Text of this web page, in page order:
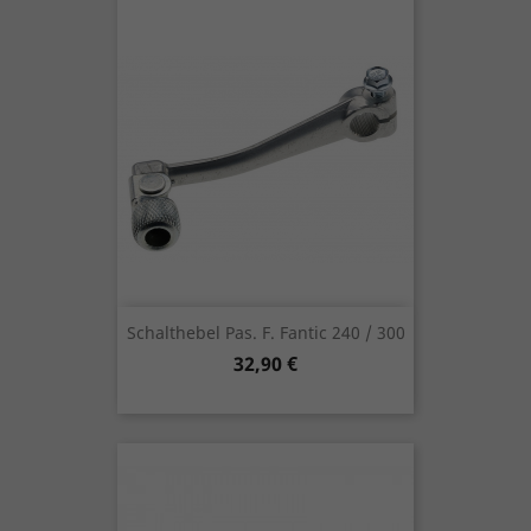
Schalthebel Pas. F. Fantic 240 / 300
Preis
32,90 €